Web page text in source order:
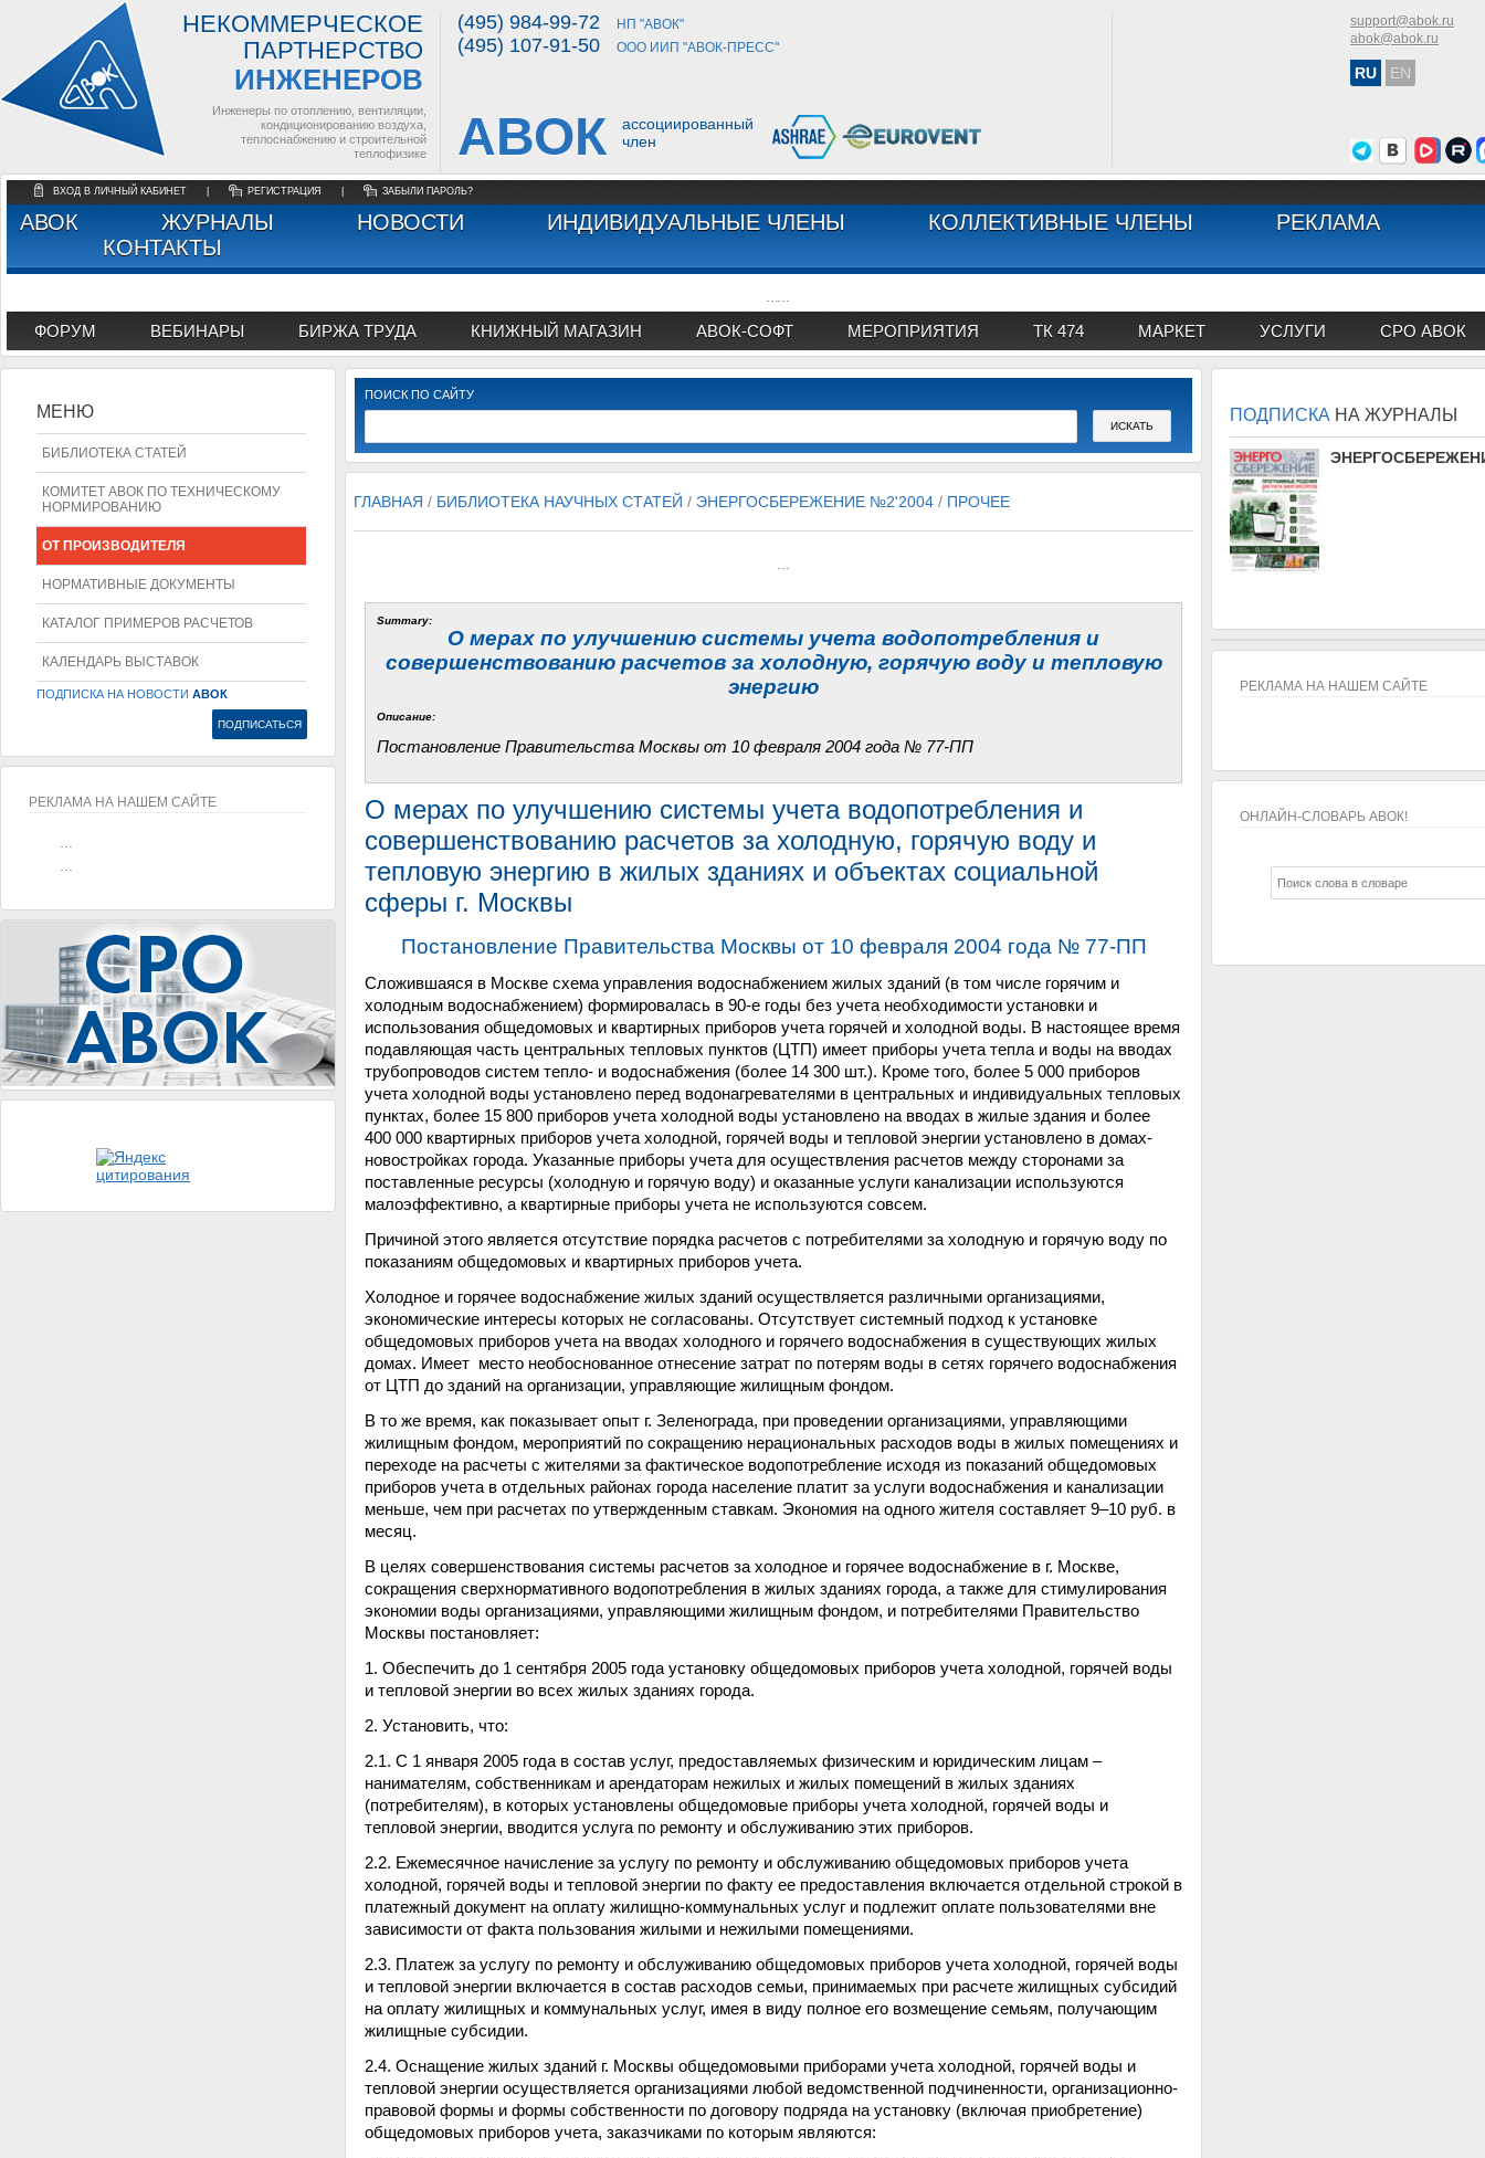
НЕКОММЕРЧЕСКОЕ
ПАРТНЕРСТВО
ИНЖЕНЕРОВ
Инженеры по отоплению, вентиляции,
кондиционированию воздуха,
теплоснабжению и строительной
теплофизике
(495) 984-99-72 НП "АВОК"
(495) 107-91-50 ООО ИИП "АВОК-ПРЕСС"
АВОК
ассоциированный
член
support@abok.ru
abok@abok.ru
RU EN
ВХОД В ЛИЧНЫЙ КАБИНЕТ РЕГИСТРАЦИЯ ЗАБЫЛИ ПАРОЛЬ?
АВОК ЖУРНАЛЫ НОВОСТИ ИНДИВИДУАЛЬНЫЕ ЧЛЕНЫ КОЛЛЕКТИВНЫЕ ЧЛЕНЫ
РЕКЛАМА
КОНТАКТЫ
ФОРУМ ВЕБИНАРЫ БИРЖА ТРУДА КНИЖНЫЙ МАГАЗИН АВОК-СОФТ МЕРОПРИЯТИЯ ТК 474 МАРКЕТ УСЛУГИ СРО АВОК
ПОИСК ПО САЙТУ
ГЛАВНАЯ / БИБЛИОТЕКА НАУЧНЫХ СТАТЕЙ / ЭНЕРГОСБЕРЕЖЕНИЕ №2'2004 / ПРОЧЕЕ
Summary:
О мерах по улучшению системы учета водопотребления и
совершенствованию расчетов за холодную, горячую воду и тепловую
энергию
Описание:
Постановление Правительства Москвы от 10 февраля 2004 года № 77-ПП
О мерах по улучшению системы учета водопотребления и
совершенствованию расчетов за холодную, горячую воду и
тепловую энергию в жилых зданиях и объектах социальной
сферы г. Москвы
Постановление Правительства Москвы от 10 февраля 2004 года № 77-ПП
Сложившаяся в Москве схема управления водоснабжением жилых зданий (в том числе горячим и
холодным водоснабжением) формировалась в 90-е годы без учета необходимости установки и
использования общедомовых и квартирных приборов учета горячей и холодной воды. В настоящее время
подавляющая часть центральных тепловых пунктов (ЦТП) имеет приборы учета тепла и воды на вводах
трубопроводов систем тепло- и водоснабжения (более 14 300 шт.). Кроме того, более 5 000 приборов
учета холодной воды установлено перед водонагревателями в центральных и индивидуальных тепловых
пунктах, более 15 800 приборов учета холодной воды установлено на вводах в жилые здания и более
400 000 квартирных приборов учета холодной, горячей воды и тепловой энергии установлено в домах-
новостройках города. Указанные приборы учета для осуществления расчетов между сторонами за
поставленные ресурсы (холодную и горячую воду) и оказанные услуги канализации используются
малоэффективно, а квартирные приборы учета не используются совсем.
Причиной этого является отсутствие порядка расчетов с потребителями за холодную и горячую воду по
показаниям общедомовых и квартирных приборов учета.
Холодное и горячее водоснабжение жилых зданий осуществляется различными организациями,
экономические интересы которых не согласованы. Отсутствует системный подход к установке
общедомовых приборов учета на вводах холодного и горячего водоснабжения в существующих жилых
домах. Имеет место необоснованное отнесение затрат по потерям воды в сетях горячего водоснабжения
от ЦТП до зданий на организации, управляющие жилищным фондом.
В то же время, как показывает опыт г. Зеленограда, при проведении организациями, управляющими
жилищным фондом, мероприятий по сокращению нерациональных расходов воды в жилых помещениях и
переходе на расчеты с жителями за фактическое водопотребление исходя из показаний общедомовых
приборов учета в отдельных районах города население платит за услуги водоснабжения и канализации
меньше, чем при расчетах по утвержденным ставкам. Экономия на одного жителя составляет 9–10 руб. в
месяц.
В целях совершенствования системы расчетов за холодное и горячее водоснабжение в г. Москве,
сокращения сверхнормативного водопотребления в жилых зданиях города, а также для стимулирования
экономии воды организациями, управляющими жилищным фондом, и потребителями Правительство
Москвы постановляет:
1. Обеспечить до 1 сентября 2005 года установку общедомовых приборов учета холодной, горячей воды
и тепловой энергии во всех жилых зданиях города.
2. Установить, что:
2.1. С 1 января 2005 года в состав услуг, предоставляемых физическим и юридическим лицам –
нанимателям, собственникам и арендаторам нежилых и жилых помещений в жилых зданиях
(потребителям), в которых установлены общедомовые приборы учета холодной, горячей воды и
тепловой энергии, вводится услуга по ремонту и обслуживанию этих приборов.
2.2. Ежемесячное начисление за услугу по ремонту и обслуживанию общедомовых приборов учета
холодной, горячей воды и тепловой энергии по факту ее предоставления включается отдельной строкой в
платежный документ на оплату жилищно-коммунальных услуг и подлежит оплате пользователями вне
зависимости от факта пользования жилыми и нежилыми помещениями.
2.3. Платеж за услугу по ремонту и обслуживанию общедомовых приборов учета холодной, горячей воды
и тепловой энергии включается в состав расходов семьи, принимаемых при расчете жилищных субсидий
на оплату жилищных и коммунальных услуг, имея в виду полное его возмещение семьям, получающим
жилищные субсидии.
2.4. Оснащение жилых зданий г. Москвы общедомовыми приборами учета холодной, горячей воды и
тепловой энергии осуществляется организациями любой ведомственной подчиненности, организационно-
правовой формы и формы собственности по договору подряда на установку (включая приобретение)
общедомовых приборов учета, заказчиками по которым являются:
МЕНЮ
БИБЛИОТЕКА СТАТЕЙ
КОМИТЕТ АВОК ПО ТЕХНИЧЕСКОМУ
НОРМИРОВАНИЮ
ОТ ПРОИЗВОДИТЕЛЯ
НОРМАТИВНЫЕ ДОКУМЕНТЫ
КАТАЛОГ ПРИМЕРОВ РАСЧЕТОВ
КАЛЕНДАРЬ ВЫСТАВОК
ПОДПИСКА НА НОВОСТИ АВОК
РЕКЛАМА НА НАШЕМ САЙТЕ
ПОДПИСКА НА ЖУРНАЛЫ
АВОК
РЕКЛАМА НА НАШЕМ САЙТЕ
ОНЛАЙН-СЛОВАРЬ АВОК!